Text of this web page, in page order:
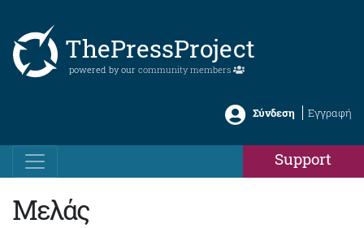
ThePressProject
powered by our community members
Σύνδεση Εγγραφή
Support
Μελάς